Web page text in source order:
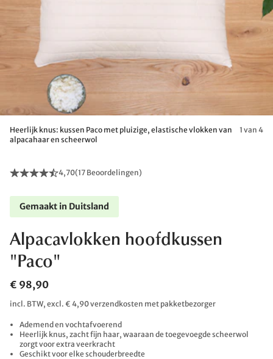
Heerlijk knus: kussen Paco met pluizige, elastische vlokken van
alpacahaar en scheerwol
1 van 4
4,70(17 Beoordelingen)
Gemaakt in Duitsland
Alpacavlokken hoofdkussen
"Paco"
€ 98,90
incl. BTW, excl. € 4,90 verzendkosten met pakketbezorger
Ademend en vochtafvoerend
Heerlijk knus, zacht fijn haar, waaraan de toegevoegde scheerwol
zorgt voor extra veerkracht
Geschikt voor elke schouderbreedte